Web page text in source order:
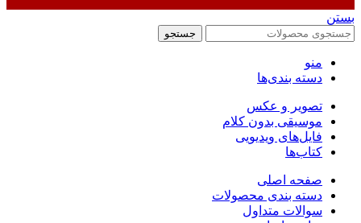
بستن
جستجو
منو
دسته بندی‌ها
تصویر و عکس
موسیقی بدون کلام
فایل‌های ویدیویی
کتاب‌ها
صفحه اصلی
دسته بندی محصولات
سوالات متداول